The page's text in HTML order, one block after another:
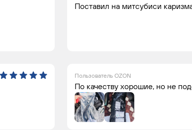
Поставил на митсубиси
Пользователь OZON
По качеству хорошие, но не